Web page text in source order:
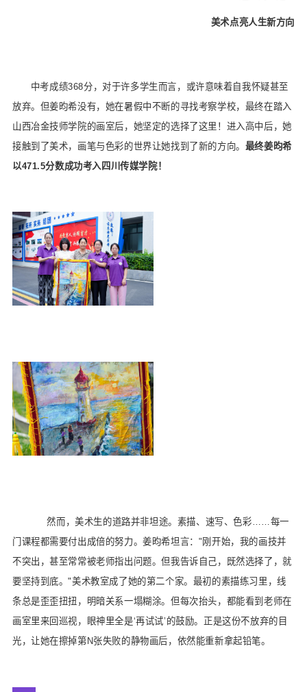
美术点亮人生新方向
中考成绩368分，对于许多学生而言，或许意味着自我怀疑甚至
放弃。但姜昀希没有，她在暑假中不断的寻找考察学校，最终在踏入
山西冶金技师学院的画室后，她坚定的选择了这里！进入高中后，她
接触到了美术，画笔与色彩的世界让她找到了新的方向。 最终姜昀希
以471.5分数成功考入四川传媒学院！
然而，美术生的道路并非坦途。素描、速写、色彩……每一
门课程都需要付出成倍的努力。姜昀希坦言："刚开始，我的画技并
不突出，甚至常常被老师指出问题。但我告诉自己，既然选择了，就
要坚持到底。"美术教室成了她的第二个家。最初的素描练习里，线
条总是歪歪扭扭，明暗关系一塌糊涂。但每次抬头，都能看到老师在
画室里来回巡视，眼神里全是‘再试试’的鼓励。正是这份不放弃的目
光，让她在擦掉第N张失败的静物画后，依然能重新拿起铅笔。